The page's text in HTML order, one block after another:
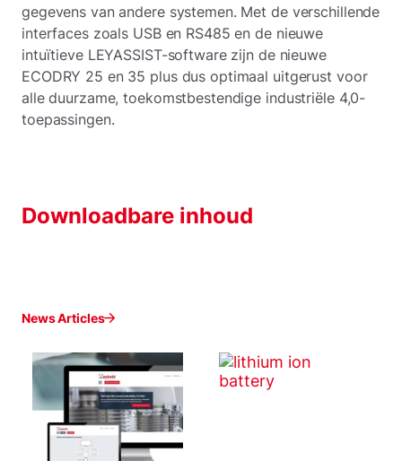
gegevens van andere systemen. Met de verschillende
interfaces zoals USB en RS485 en de nieuwe
intuïtieve LEYASSIST-software zijn de nieuwe
ECODRY 25 en 35 plus dus optimaal uitgerust voor
alle duurzame, toekomstbestendige industriële 4,0-
toepassingen.
Downloadbare inhoud
News Articles